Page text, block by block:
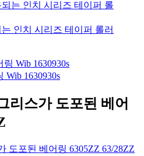
인치 시리즈 테이퍼 롤러
Wib 1630930s
리스가 도포된 베어